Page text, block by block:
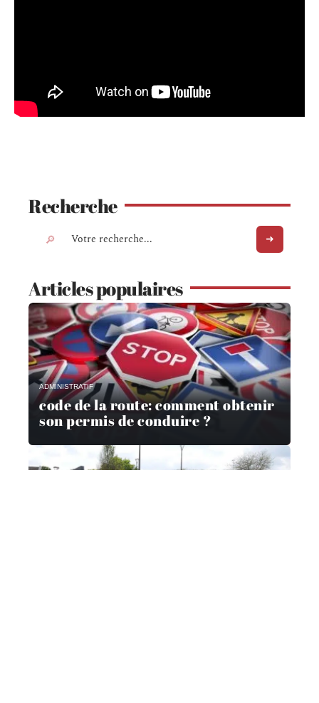
Recherche
Articles populaires
ADMINISTRATIF
code de la route: comment obtenir
son permis de conduire ?